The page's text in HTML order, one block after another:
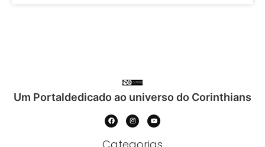
Um Portaldedicado ao universo do Corinthians